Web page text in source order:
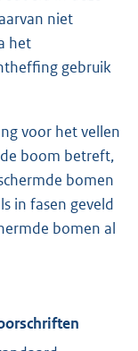
niet
het
gebruik
voor het vellen
boom betreft,
bomen
in fasen geveld
bomen al